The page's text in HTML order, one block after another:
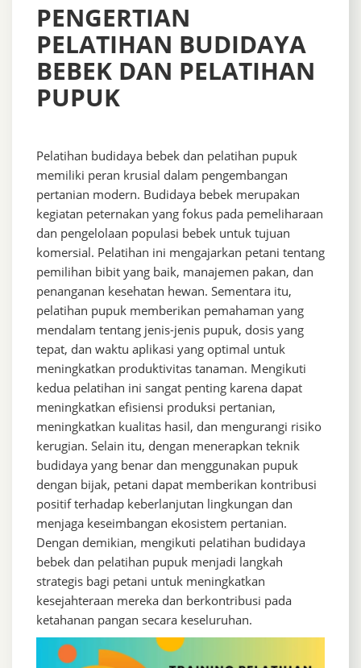
PENGERTIAN
PELATIHAN BUDIDAYA
BEBEK DAN PELATIHAN
PUPUK
Pelatihan budidaya bebek dan pelatihan pupuk
memiliki peran krusial dalam pengembangan
pertanian modern. Budidaya bebek merupakan
kegiatan peternakan yang fokus pada pemeliharaan
dan pengelolaan populasi bebek untuk tujuan
komersial. Pelatihan ini mengajarkan petani tentang
pemilihan bibit yang baik, manajemen pakan, dan
penanganan kesehatan hewan. Sementara itu,
pelatihan pupuk memberikan pemahaman yang
mendalam tentang jenis-jenis pupuk, dosis yang
tepat, dan waktu aplikasi yang optimal untuk
meningkatkan produktivitas tanaman. Mengikuti
kedua pelatihan ini sangat penting karena dapat
meningkatkan efisiensi produksi pertanian,
meningkatkan kualitas hasil, dan mengurangi risiko
kerugian. Selain itu, dengan menerapkan teknik
budidaya yang benar dan menggunakan pupuk
dengan bijak, petani dapat memberikan kontribusi
positif terhadap keberlanjutan lingkungan dan
menjaga keseimbangan ekosistem pertanian.
Dengan demikian, mengikuti pelatihan budidaya
bebek dan pelatihan pupuk menjadi langkah
strategis bagi petani untuk meningkatkan
kesejahteraan mereka dan berkontribusi pada
ketahanan pangan secara keseluruhan.